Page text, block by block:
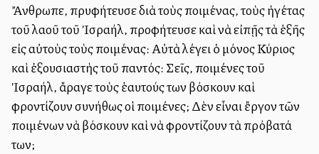
Ἄνθρωπε, πρυφήτευσε διὰ τοὺς ποιμένας, τοὺς ἡγέτας
τοῦ λαοῦ τοῦ Ἰσραήλ, προφήτευσε καὶ νὰ εἰπῇς τὰ ἑξῆς
εἰς αὐτοὺς τοὺς ποιμένας: Αὐτὰ λέγει ὁ μόνος Κύριος
καὶ ἐξουσιαστὴς τοῦ παντός: Σεῖς, ποιμένες τοῦ
Ἰσραήλ, ἄραγε τοὺς ἑαυτούς των βόσκουν καὶ
φροντίζουν συνήθως οἱ ποιμένες; Δὲν εἶναι ἔργον τῶν
ποιμένων νὰ βόσκουν καὶ νὰ φροντίζουν τὰ πρόβατά
των;